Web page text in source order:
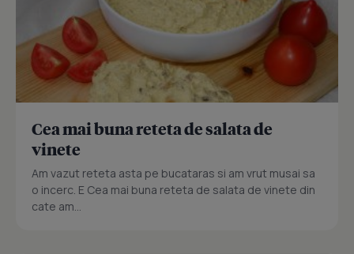
Cea mai buna reteta de salata de
vinete
Am vazut reteta asta pe bucataras si am vrut musai sa
o incerc. E Cea mai buna reteta de salata de vinete din
cate am...